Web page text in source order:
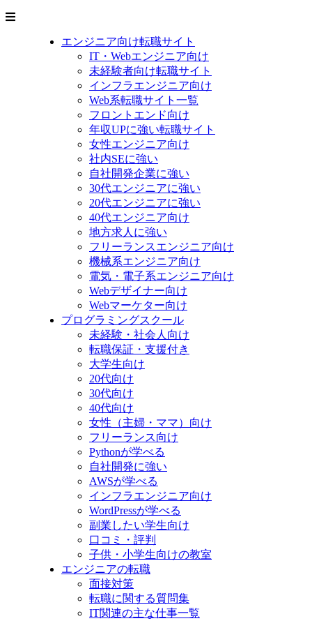
エンジニア向け転職サイト
IT・Webエンジニア向け
未経験者向け転職サイト
インフラエンジニア向け
Web系転職サイト一覧
フロントエンド向け
年収UPに強い転職サイト
女性エンジニア向け
社内SEに強い
自社開発企業に強い
30代エンジニアに強い
20代エンジニアに強い
40代エンジニア向け
地方求人に強い
フリーランスエンジニア向け
機械系エンジニア向け
電気・電子系エンジニア向け
Webデザイナー向け
Webマーケター向け
プログラミングスクール
未経験・社会人向け
転職保証・支援付き
大学生向け
20代向け
30代向け
40代向け
女性（主婦・ママ）向け
フリーランス向け
Pythonが学べる
自社開発に強い
AWSが学べる
インフラエンジニア向け
WordPressが学べる
副業したい学生向け
口コミ・評判
子供・小学生向けの教室
エンジニアの転職
面接対策
転職に関する質問集
IT関連の主な仕事一覧